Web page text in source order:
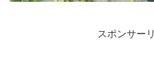
スポンサー